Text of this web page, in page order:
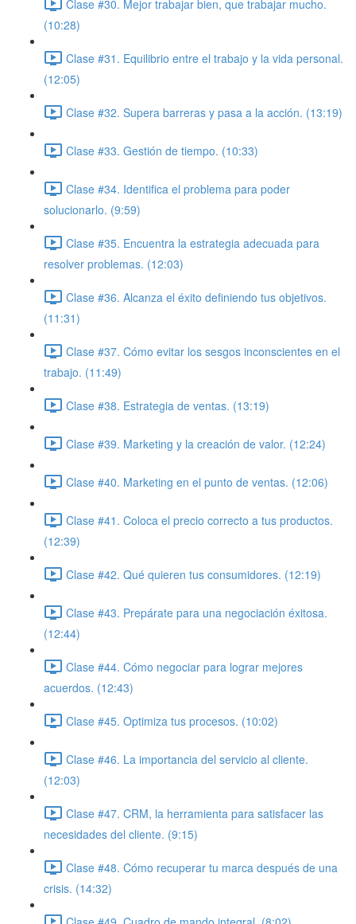
Clase #30. Mejor trabajar bien, que trabajar mucho.
(10:28)
Clase #31. Equilibrio entre el trabajo y la vida personal.
(12:05)
Clase #32. Supera barreras y pasa a la acción. (13:19)
Clase #33. Gestión de tiempo. (10:33)
Clase #34. Identifica el problema para poder
solucionarlo. (9:59)
Clase #35. Encuentra la estrategia adecuada para
resolver problemas. (12:03)
Clase #36. Alcanza el éxito definiendo tus objetivos.
(11:31)
Clase #37. Cómo evitar los sesgos inconscientes en el
trabajo. (11:49)
Clase #38. Estrategia de ventas. (13:19)
Clase #39. Marketing y la creación de valor. (12:24)
Clase #40. Marketing en el punto de ventas. (12:06)
Clase #41. Coloca el precio correcto a tus productos.
(12:39)
Clase #42. Qué quieren tus consumidores. (12:19)
Clase #43. Prepárate para una negociación éxitosa.
(12:44)
Clase #44. Cómo negociar para lograr mejores
acuerdos. (12:43)
Clase #45. Optimiza tus procesos. (10:02)
Clase #46. La importancia del servicio al cliente.
(12:03)
Clase #47. CRM, la herramienta para satisfacer las
necesidades del cliente. (9:15)
Clase #48. Cómo recuperar tu marca después de una
crisis. (14:32)